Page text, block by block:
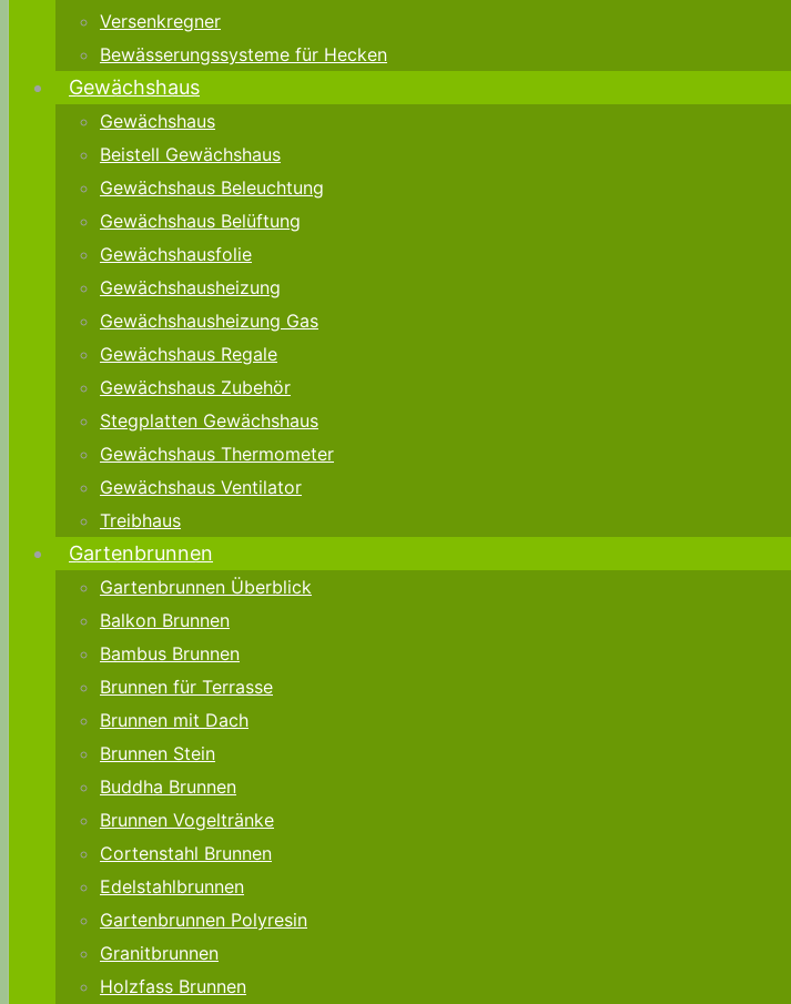
Versenkregner
Bewässerungssysteme für Hecken
Gewächshaus
Gewächshaus
Beistell Gewächshaus
Gewächshaus Beleuchtung
Gewächshaus Belüftung
Gewächshausfolie
Gewächshausheizung
Gewächshausheizung Gas
Gewächshaus Regale
Gewächshaus Zubehör
Stegplatten Gewächshaus
Gewächshaus Thermometer
Gewächshaus Ventilator
Treibhaus
Gartenbrunnen
Gartenbrunnen Überblick
Balkon Brunnen
Bambus Brunnen
Brunnen für Terrasse
Brunnen mit Dach
Brunnen Stein
Buddha Brunnen
Brunnen Vogeltränke
Cortenstahl Brunnen
Edelstahlbrunnen
Gartenbrunnen Polyresin
Granitbrunnen
Holzfass Brunnen